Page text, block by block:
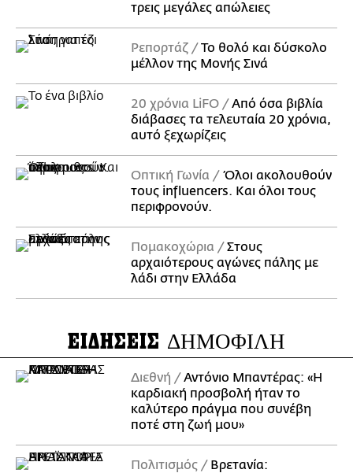
τρεις μεγάλες απώλειες
Ρεπορτάζ
Το θολό και δύσκολο
μέλλον της Μονής Σινά
20 χρόνια LiFO
Από όσα βιβλία
διάβασες τα τελευταία 20 χρόνια,
αυτό ξεχωρίζεις
Οπτική Γωνία
Όλοι ακολουθούν
τους influencers. Και όλοι τους
περιφρονούν.
Πομακοχώρια
Στους
αρχαιότερους αγώνες πάλης με
λάδι στην Ελλάδα
ΕΙΔΗΣΕΙΣ ΔΗΜΟΦΙΛΗ
Διεθνή
Αντόνιο Μπαντέρας: «Η
καρδιακή προσβολή ήταν το
καλύτερο πράγμα που συνέβη
ποτέ στη ζωή μου»
Πολιτισμός
Βρετανία: